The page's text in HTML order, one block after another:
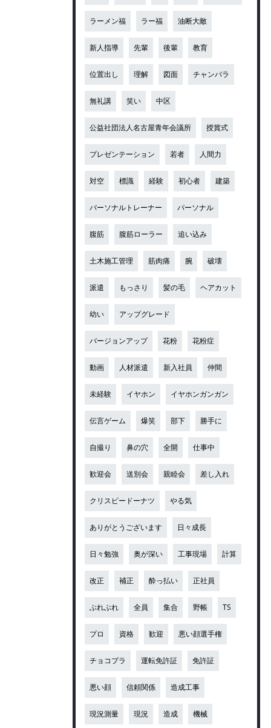
ラーメン福 ラー福 油断大敵
新人指導 先輩 後輩 教育
位置出し 理解 図面 チャンバラ
無礼講 笑い 中区
公益社団法人名古屋青年会議所 授賞式
プレゼンテーション 若者 人間力
対空 標識 経験 初心者 建築
パーソナルトレーナー パーソナル
腹筋 腹筋ローラー 追い込み
土木施工管理 筋肉痛 腕 破壊
派遣 もっさり 髪の毛 ヘアカット
幼い アップグレード
バージョンアップ 花粉 花粉症
動画 人材派遣 新入社員 仲間
未経験 イヤホン イヤホンガンガン
伝言ゲーム 爆笑 部下 勝手に
自撮り 鼻の穴 全開 仕事中
歓迎会 送別会 親睦会 差し入れ
クリスピードーナツ やる気
ありがとうございます 日々成長
日々勉強 奥が深い 工事現場 計算
改正 補正 酔っ払い 正社員
ぶれぶれ 全員 集合 野帳 TS
プロ 資格 歓迎 悪い顔選手権
チョコプラ 運転免許証 免許証
悪い顔 信頼関係 造成工事
現況測量 現況 造成 機械